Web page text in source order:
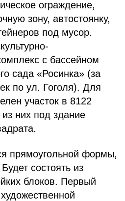
ограждение,
зону, автостоянку,
под мусор.
с бассейном
сада «Росинка» (за
по ул. Гоголя). Для
участок в 8122
них под здание
прямоугольной формы,
состоять из
блоков. Первый